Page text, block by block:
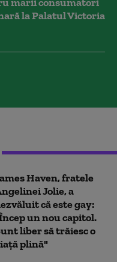
la Palatul Victoria
Haven, fratele
Jolie, a
că este gay:
un nou capitol.
liber să trăiesc o
plină"